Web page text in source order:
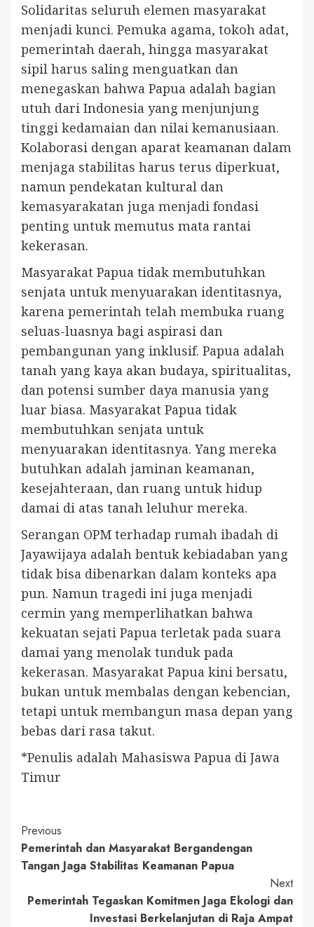
Solidaritas seluruh elemen masyarakat
menjadi kunci. Pemuka agama, tokoh adat,
pemerintah daerah, hingga masyarakat
sipil harus saling menguatkan dan
menegaskan bahwa Papua adalah bagian
utuh dari Indonesia yang menjunjung
tinggi kedamaian dan nilai kemanusiaan.
Kolaborasi dengan aparat keamanan dalam
menjaga stabilitas harus terus diperkuat,
namun pendekatan kultural dan
kemasyarakatan juga menjadi fondasi
penting untuk memutus mata rantai
kekerasan.
Masyarakat Papua tidak membutuhkan
senjata untuk menyuarakan identitasnya,
karena pemerintah telah membuka ruang
seluas-luasnya bagi aspirasi dan
pembangunan yang inklusif. Papua adalah
tanah yang kaya akan budaya, spiritualitas,
dan potensi sumber daya manusia yang
luar biasa. Masyarakat Papua tidak
membutuhkan senjata untuk
menyuarakan identitasnya. Yang mereka
butuhkan adalah jaminan keamanan,
kesejahteraan, dan ruang untuk hidup
damai di atas tanah leluhur mereka.
Serangan OPM terhadap rumah ibadah di
Jayawijaya adalah bentuk kebiadaban yang
tidak bisa dibenarkan dalam konteks apa
pun. Namun tragedi ini juga menjadi
cermin yang memperlihatkan bahwa
kekuatan sejati Papua terletak pada suara
damai yang menolak tunduk pada
kekerasan. Masyarakat Papua kini bersatu,
bukan untuk membalas dengan kebencian,
tetapi untuk membangun masa depan yang
bebas dari rasa takut.
*Penulis adalah Mahasiswa Papua di Jawa
Timur
Continue
Reading
Previous
Pemerintah dan Masyarakat Bergandengan
Tangan Jaga Stabilitas Keamanan Papua
Next
Pemerintah Tegaskan Komitmen Jaga Ekologi dan
Investasi Berkelanjutan di Raja Ampat